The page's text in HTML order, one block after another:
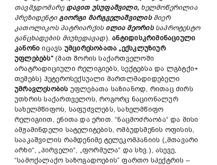
თავმჯდომარე დავით უსუფაშვილი, ხელმოწერილია
პრეზიდენტი გიორგი მარგველაშვილის მიერ
კათოლიკოს პატრიარქის ილია მეორის საპროტესტო
განცხადების მიუხედავად).ანტიდისკრიმინაციული
კანონი იცავს უმცირესობათა „ექსკლუზიურ
უფლებებს“(მათ შორის საქართველოში
არატრადიციული რელიგიებს, სექტებსა და ლგბტქი+
თემებს) ჰეტეროსექსუალი მართლმადიდებელი
უმრავლესობის უფლებათა საზიანოდ, რითაც ძირს
უთხრის საქართველოს, როგორც ნაციონალურ
სახელმწიფოს, საფუძვლებს, სახელმწიფო
რელიგიით, ენითა და ერით. “ნაცმოძრაობა“ და მისი
ამჟამინდელი სატელიტების, ომბუდსმენის ოფისის,
სააკაშვილის რამდენიმე ტელეკომპანიის („მთავარი
არხი“, „პირველი“, „ფორმულა“ და სხვ.), ასევე,
“სამოქალაქო საზოგადოების” ფართო სპექტრის –